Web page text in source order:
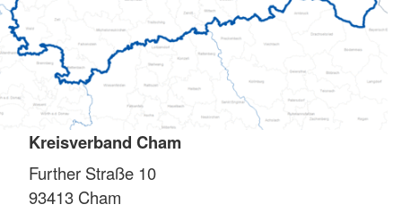
Kreisverband Cham
Further Straße 10
93413 Cham